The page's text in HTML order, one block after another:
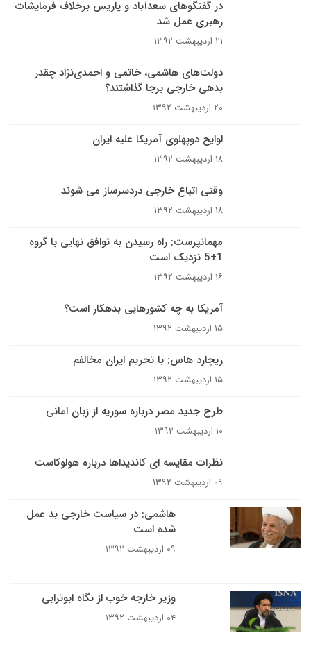
در گفتگوهای سعدآباد و پاریس برخلاف فرمایشات
رهبری عمل شد
۲۱ اردیبهشت ۱۳۹۲
دولت‌های هاشمی، خاتمی و احمدی‌نژاد چقدر
بدهی خارجی برجا گذاشتند؟
۲۰ اردیبهشت ۱۳۹۲
لوایح دو‌پهلوی آمریکا علیه ایران
۱۸ اردیبهشت ۱۳۹۲
وقتی اتباع خارجی دردسرساز می شوند
۱۸ اردیبهشت ۱۳۹۲
مهمانپرست: راه رسیدن به توافق نهایی با گروه
1+5 نزدیک است
۱۶ اردیبهشت ۱۳۹۲
آمریکا به چه کشورهایی بدهکار است؟
۱۵ اردیبهشت ۱۳۹۲
ریچارد هاس: با تحریم ایران مخالفم
۱۵ اردیبهشت ۱۳۹۲
طرح جدید مصر درباره سوریه از زبان امانی
۱۰ اردیبهشت ۱۳۹۲
نظرات مقایسه ای کاندیداها درباره هولوکاست
۰۹ اردیبهشت ۱۳۹۲
هاشمی:‌ در سیاست خارجی بد عمل
شده است
۰۹ اردیبهشت ۱۳۹۲
وزیر خارجه خوب از نگاه ابوترابی
۰۴ اردیبهشت ۱۳۹۲